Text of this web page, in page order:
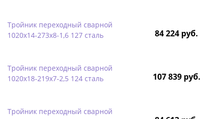
Тройник переходный сварной
1020х14-273х8-1,6 127 сталь
84 224 руб.
Тройник переходный сварной
1020х18-219х7-2,5 124 сталь
107 839 руб.
Тройник переходный сварной